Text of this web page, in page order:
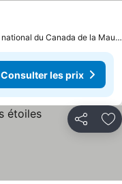
à 12.6 km de : Parc national du Canada de la Mauricie
Consulter les prix
Partager